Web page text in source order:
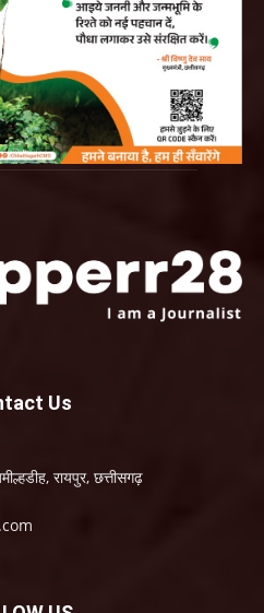
Us
रायपुर, छत्तीसगढ़